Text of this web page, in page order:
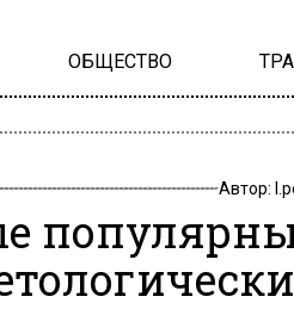
ОБЩЕСТВО
Автор: